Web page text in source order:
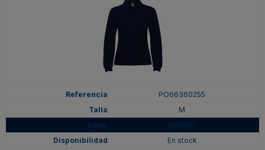
PO66360255
M
MARINO
En stock